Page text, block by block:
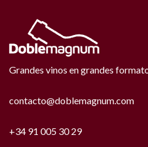
Grandes vinos en grandes
contacto@doblemagnum.com
+34 91 005 30 29